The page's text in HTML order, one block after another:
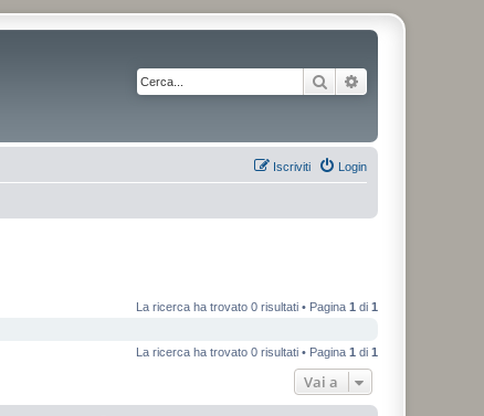
Cerca
Login
Iscriviti
La ricerca ha trovato 0 risultati • Pagina 1 di 1
La ricerca ha trovato 0 risultati • Pagina 1 di 1
Vai a